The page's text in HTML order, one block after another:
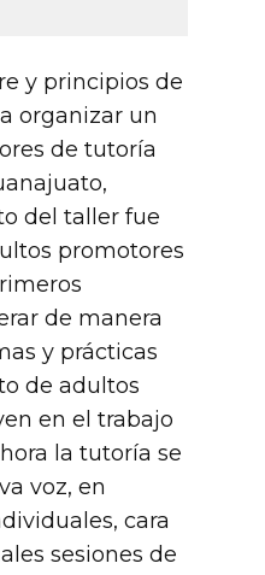
y principios de
organizar un
de tutoría
del taller fue
promotores
de manera
y prácticas
de adultos
en el trabajo
la tutoría se
voz, en
cara
sesiones de